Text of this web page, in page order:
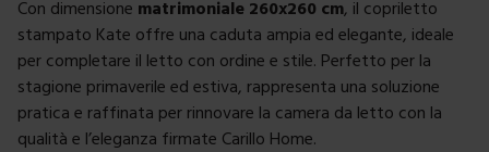
Con dimensione matrimoniale 260x260 cm, il copriletto
stampato Kate offre una caduta ampia ed elegante, ideale
per completare il letto con ordine e stile. Perfetto per la
stagione primaverile ed estiva, rappresenta una soluzione
pratica e raffinata per rinnovare la camera da letto con la
qualità e l’eleganza firmate Carillo Home.